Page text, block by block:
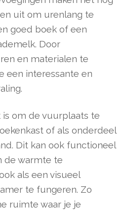
uit om urenlang te
goed boek of een
Door
en materialen te
een interessante en
is om de vuurplaats te
of als onderdeel
Dit kan ook functioneel
de warmte te
als een visueel
te fungeren. Zo
ruimte waar je je